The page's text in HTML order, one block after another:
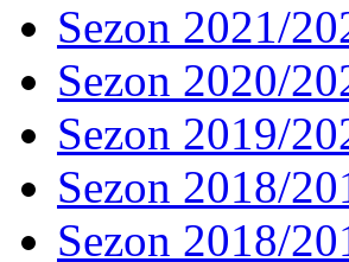
Sezon 2021/
Sezon 2020/
Sezon 2019/
Sezon 2018/
Sezon 2018/